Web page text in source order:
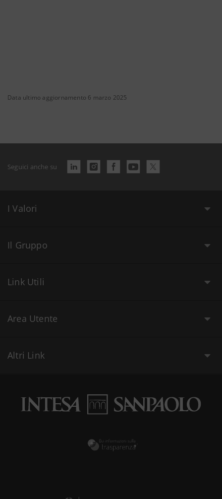
Data ultimo aggiornamento 6 marzo 2025
Seguici anche su
I Valori
Il Gruppo
Link Utili
Area Utente
Altri Link